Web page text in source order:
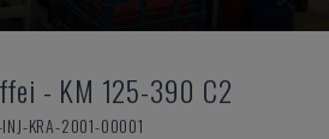
- KM 125-390 C2
KRA-2001-00001